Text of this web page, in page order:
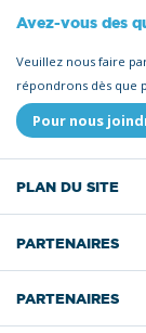
Avez-vous des
Veuillez nous faire
répondrons dès que
Pour nous
PLAN DU SITE
PARTENAIRES
PARTENAIRES